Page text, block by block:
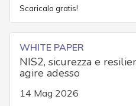
Scaricalo gratis!
WHITE PAPER
NIS2, sicurezza e
agire adesso
14 Mag 2026